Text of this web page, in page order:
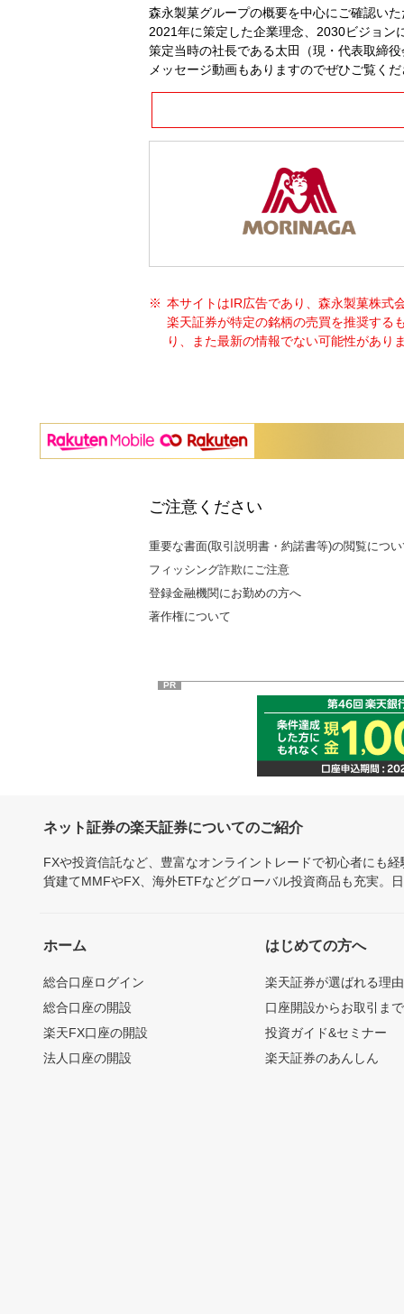
森永製菓グループの概要を中心にご確認い
2021年に策定した企業理念、2030ビジョン
策定当時の社長である太田（現・代表取締
メッセージ動画もありますのでぜひご覧く
本サイトはIR広告であり、森永製菓株式
楽天証券が特定の銘柄の売買を推奨する
り、また最新の情報でない可能性があり
ご注意ください
重要な書面(取引説明書・約諾書等)の閲覧につ
フィッシング詐欺にご注意
登録金融機関にお勤めの方へ
著作権について
PR
ネット証券の楽天証券についてのご紹介
FXや投資信託など、豊富なオンライントレードで初心者にも
貨建てMMFやFX、海外ETFなどグローバル投資商品も充実。
ホーム
総合口座ログイン
総合口座の開設
楽天FX口座の開設
法人口座の開設
はじめての方へ
楽天証券が選ばれる理由
口座開設からお取引ま
投資ガイド&セミナー
楽天証券のあんしん